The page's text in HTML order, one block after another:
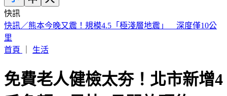
快訊
明知蘇丹紅超標4倍還賣 雲林黑心商稱「吃了不會怎樣」遭
判6月
首頁
生活
免費老人健檢太夯！北市新增4